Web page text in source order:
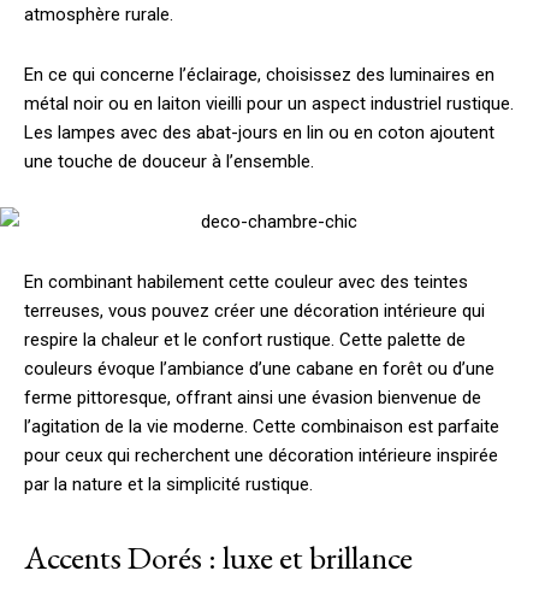
atmosphère rurale.
En ce qui concerne l’éclairage, choisissez des luminaires en
métal noir ou en laiton vieilli pour un aspect industriel rustique.
Les lampes avec des abat-jours en lin ou en coton ajoutent
une touche de douceur à l’ensemble.
En combinant habilement cette couleur avec des teintes
terreuses, vous pouvez créer une décoration intérieure qui
respire la chaleur et le confort rustique. Cette palette de
couleurs évoque l’ambiance d’une cabane en forêt ou d’une
ferme pittoresque, offrant ainsi une évasion bienvenue de
l’agitation de la vie moderne. Cette combinaison est parfaite
pour ceux qui recherchent une décoration intérieure inspirée
par la nature et la simplicité rustique.
Accents Dorés : luxe et brillance